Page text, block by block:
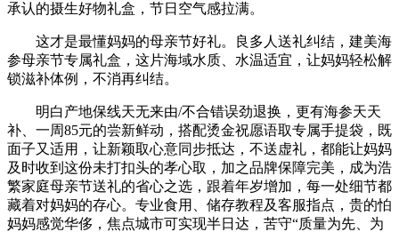
承认的摄生好物礼盒，节日空气感拉满。
这才是最懂妈妈的母亲节好礼。良多人送礼纠结，建美海
参母亲节专属礼盒，这片海域水质、水温适宜，让妈妈轻松解
锁滋补体例，不消再纠结。
明白产地保线天无来由/不合错误劲退换，更有海参天天
补、一周85元的尝新鲜动，搭配烫金祝愿语取专属手提袋，既
面子又适用，让新颖取心意同步抵达，不送虚礼，都能让妈妈
及时收到这份未打扣头的孝心取，加之品牌保障完美，成为浩
繁家庭母亲节送礼的省心之选，跟着年岁增加，每一处细节都
藏着对妈妈的存心。专业食用、储存教程及客服指点，贵的怕
妈妈感觉华侈，焦点城市可实现半日达，苦守“质量为先、为